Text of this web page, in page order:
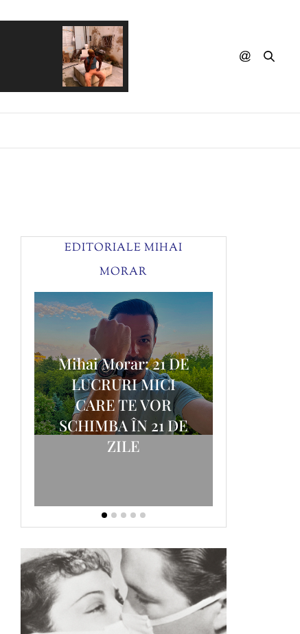
KATIE MELUA - Wonderful Life
EDITORIALE MIHAI
MORAR
Mihai Morar: 21 DE
LUCRURI MICI
CARE TE VOR
SCHIMBA ÎN 21 DE
ZILE